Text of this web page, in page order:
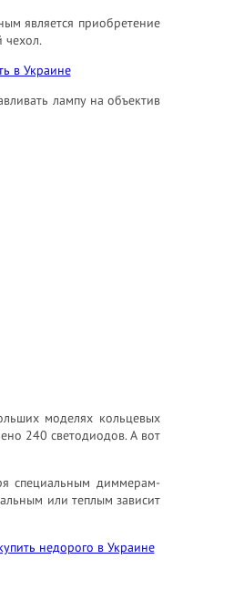
является приобретение
чехол.
лампу на объектив
моделях кольцевых
240 светодиодов. А вот
специальным диммерам-
или теплым зависит